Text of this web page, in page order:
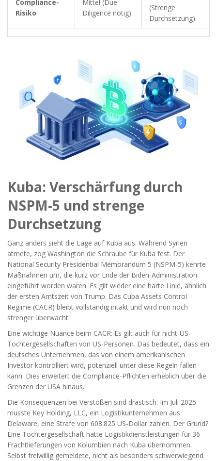
Compliance-
Risiko
Mittel (Due
Diligence nötig)
(Strenge
Durchsetzung)
Kuba: Verschärfung durch
NSPM-5 und strenge
Durchsetzung
Ganz anders sieht die Lage auf Kuba aus. Während Syrien
atmete, zog Washington die Schraube für Kuba fest. Der
National Security Presidential Memorandum 5 (NSPM-5) kehrte
Maßnahmen um, die kurz vor Ende der Biden-Administration
eingeführt worden waren. Es gilt wieder eine harte Linie, ähnlich
der ersten Amtszeit von Trump. Das Cuba Assets Control
Regime (CACR) bleibt vollständig intakt und wird nun noch
strenger überwacht.
Eine wichtige Nuance beim CACR: Es gilt auch für nicht-US-
Tochtergesellschaften von US-Personen. Das bedeutet, dass ein
deutsches Unternehmen, das von einem amerikanischen
Investor kontrolliert wird, potenziell unter diese Regeln fallen
kann. Dies erweitert die Compliance-Pflichten erheblich über die
Grenzen der USA hinaus.
Die Konsequenzen bei Verstößen sind drastisch. Im Juli 2025
musste Key Holding, LLC, ein Logistikunternehmen aus
Delaware, eine Strafe von 608.825 US-Dollar zahlen. Der Grund?
Eine Tochtergesellschaft hatte Logistikdienstleistungen für 36
Frachtlieferungen von Kolumbien nach Kuba übernommen.
Selbst freiwillig gemeldete, nicht als besonders schwerwiegend